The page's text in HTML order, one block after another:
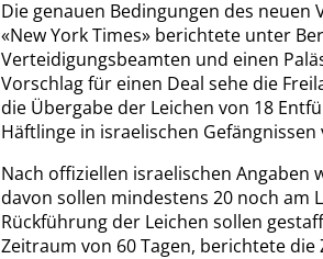
Die genauen Bedingungen des
«New York Times» berichtete unter
Verteidigungsbeamten und einen
Vorschlag für einen Deal sehe die
die Übergabe der Leichen von 18
Häftlinge in israelischen Gefängnissen
Nach offiziellen israelischen Angaben
davon sollen mindestens 20 noch am
Rückführung der Leichen sollen
Zeitraum von 60 Tagen, berichtete die